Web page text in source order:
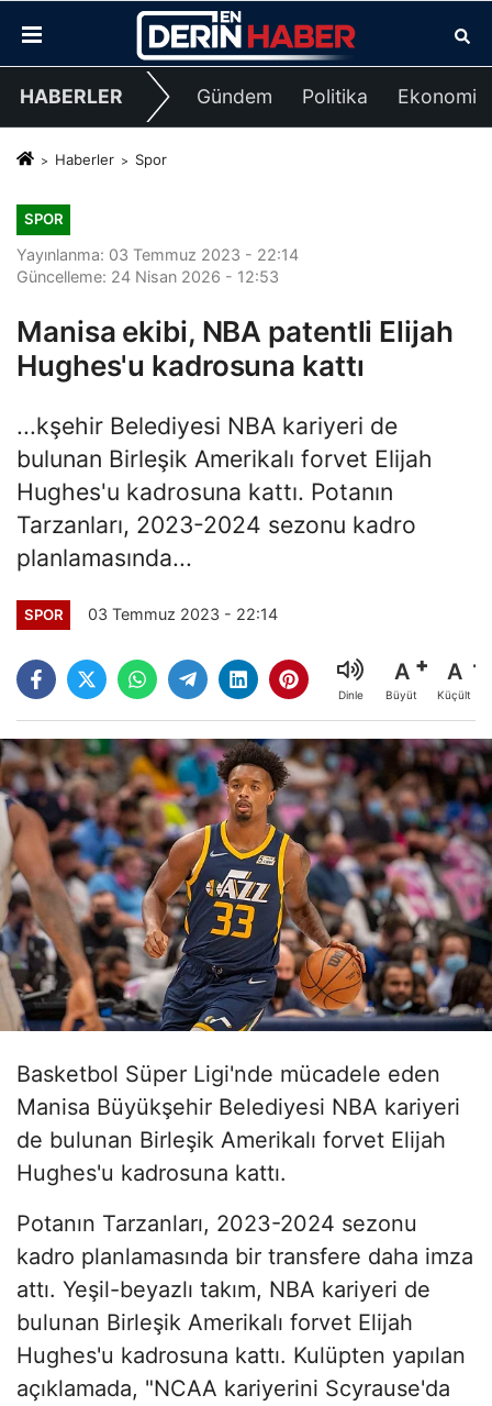
HABERLER Gündem Politika Ekonomi
Haberler Spor
SPOR
Yayınlanma: 03 Temmuz 2023 - 22:14
Güncelleme: 24 Nisan 2026 - 12:53
Manisa ekibi, NBA patentli Elijah
Hughes'u kadrosuna kattı
...kşehir Belediyesi NBA kariyeri de
bulunan Birleşik Amerikalı forvet Elijah
Hughes'u kadrosuna kattı. Potanın
Tarzanları, 2023-2024 sezonu kadro
planlamasında...
SPOR 03 Temmuz 2023 - 22:14
Dinle
A
Büyüt
A
Küçült
Basketbol Süper Ligi'nde mücadele eden
Manisa Büyükşehir Belediyesi NBA kariyeri
de bulunan Birleşik Amerikalı forvet Elijah
Hughes'u kadrosuna kattı.
Potanın Tarzanları, 2023-2024 sezonu
kadro planlamasında bir transfere daha imza
attı. Yeşil-beyazlı takım, NBA kariyeri de
bulunan Birleşik Amerikalı forvet Elijah
Hughes'u kadrosuna kattı. Kulüpten yapılan
açıklamada, "NCAA kariyerini Scyrause'da